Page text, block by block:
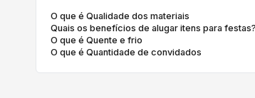
O que é Qualidade dos materiais
Quais os benefícios de alugar itens para festas?
O que é Quente e frio
O que é Quantidade de convidados